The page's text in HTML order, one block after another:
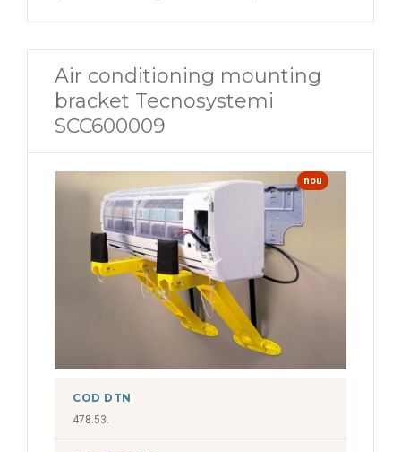
Air conditioning mounting
bracket Tecnosystemi
SCC600009
nou
COD DTN
478.53.